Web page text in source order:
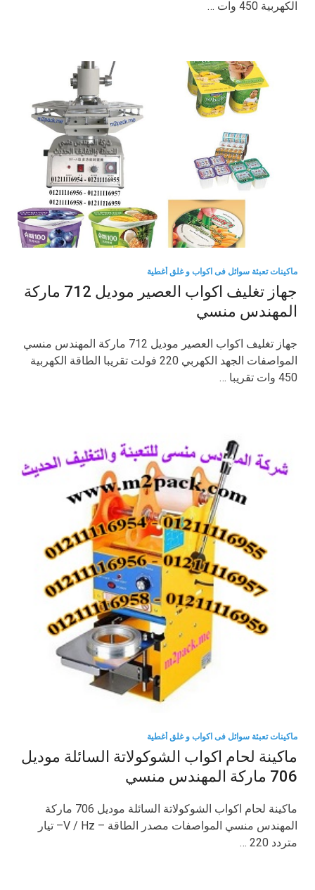
الكهربية 450 وات …
ماكينات تعبئة سوائل فى اكواب و غلق أغطية
جهاز تغليف اكواب العصير موديل 712 ماركة
المهندس منسي
جهاز تغليف اكواب العصير موديل 712 ماركة المهندس منسي
المواصفات الجهد الكهربي 220 فولت تقريبا الطاقة الكهربية
450 وات تقريبا …
ماكينات تعبئة سوائل فى اكواب و غلق أغطية
ماكينة لحام اكواب الشوكولاتة السائلة موديل
706 ماركة المهندس منسي
ماكينة لحام اكواب الشوكولاتة السائلة موديل 706 ماركة
المهندس منسي المواصفات مصدر الطاقة – V / Hz– تيار
متردد 220 …